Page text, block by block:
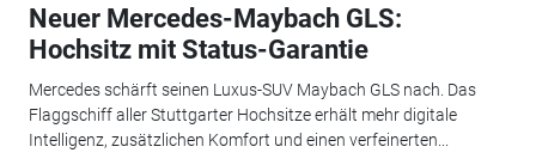
Neuer Mercedes-Maybach GLS:
Hochsitz mit Status-Garantie
Mercedes schärft seinen Luxus-SUV Maybach GLS nach. Das
Flaggschiff aller Stuttgarter Hochsitze erhält mehr digitale
Intelligenz, zusätzlichen Komfort und einen verfeinerten...